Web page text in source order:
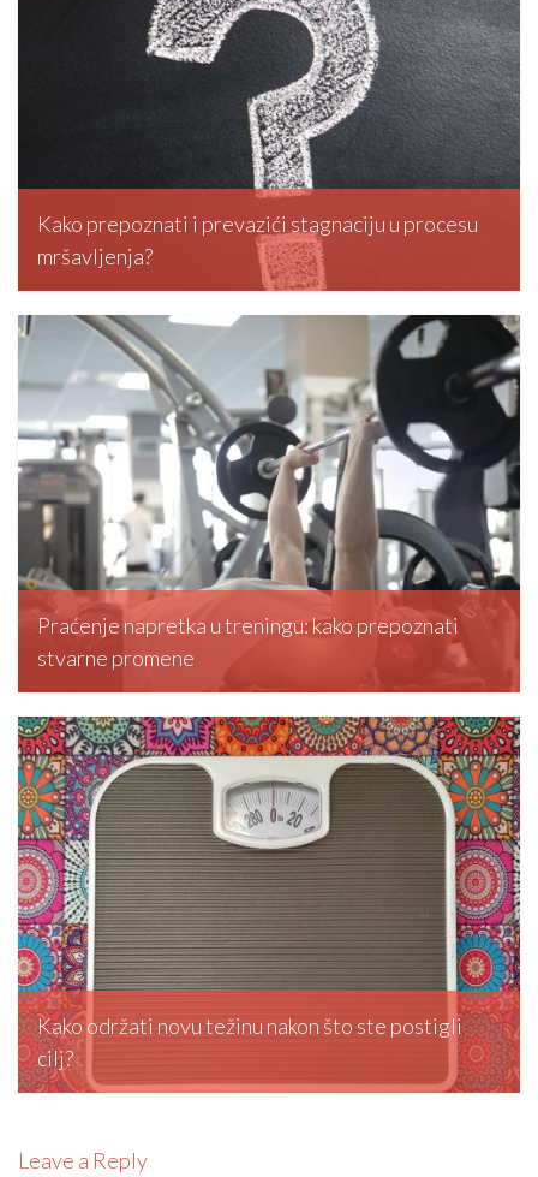
Kako prepoznati i prevazići stagnaciju u procesu
mršavljenja?
editormd, March 5, 2026
Praćenje napretka u treningu: kako prepoznati
stvarne promene
editormd, February 20, 2026
Kako održati novu težinu nakon što ste postigli
cilj?
Leave a Reply